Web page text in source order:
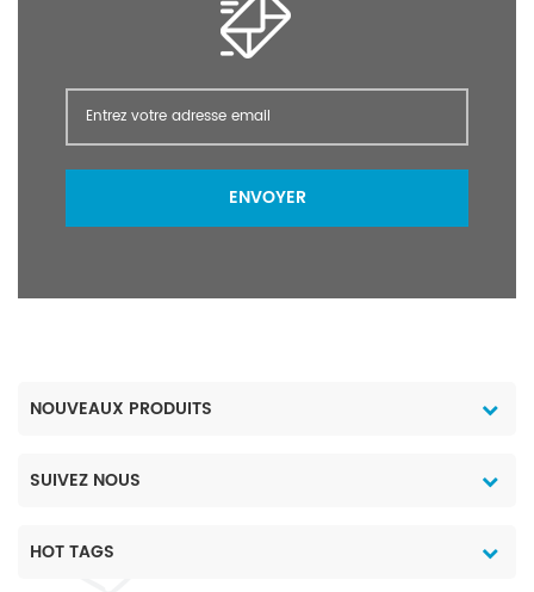
son utilisation. Largement utilisé dans le
traitement du silicone organique et du noir de
traitement mécanique, prolonger la durée de
silicone organique et du noir de carbone
ENVOYER
NOUVEAUX PRODUITS
SUIVEZ NOUS
HOT TAGS